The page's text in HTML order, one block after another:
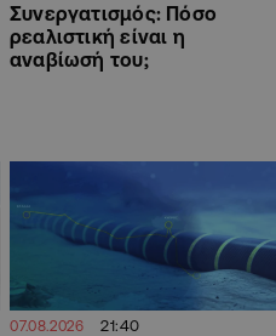
Συνεργατισμός: Πόσο
ρεαλιστική είναι η
αναβίωσή του;
07.08.2026 21:40